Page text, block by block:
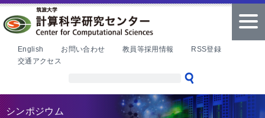
本文へ
English お問い合わせ 教員等採用情報
RSS登録
交通アクセス
シンポジウム